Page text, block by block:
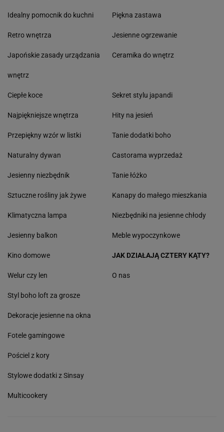
Idealny pomocnik do kuchni
Retro wnętrza
Japońskie zasady urządzania
wnętrz
Piękna zastawa
Jesienne ogrzewanie
Ceramika do wnętrz
Ciepłe koce
Najpiękniejsze wnętrza
Przepiękny wzór w listki
Naturalny dywan
Jesienny niezbędnik
Sztuczne rośliny jak żywe
Klimatyczna lampa
Jesienny balkon
Sekret stylu japandi
Hity na jesień
Tanie dodatki boho
Castorama wyprzedaż
Tanie łóżko
Kanapy do małego mieszkania
Niezbędniki na jesienne chłody
Meble wypoczynkowe
Kino domowe
Welur czy len
Styl boho loft za grosze
Dekoracje jesienne na okna
Fotele gamingowe
Pościel z kory
Stylowe dodatki z Sinsay
Multicookery
JAK DZIAŁAJĄ CZTERY KĄTY?
O nas